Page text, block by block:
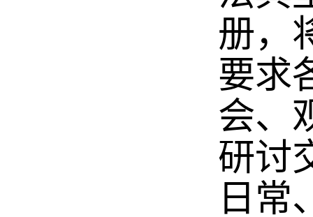
册，
要求
会、
研讨
日常